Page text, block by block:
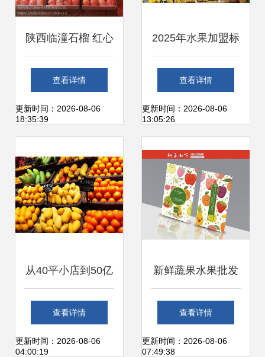
陕西临潼石榴 红心
软籽，新鲜直达的
美味与商机
查看详情
更新时间：2026-08-06
18:35:39
2025年水果加盟标
杆品牌 吉小果如何
领跑新鲜水果零售
查看详情
更新时间：2026-08-06
13:05:26
从40平小店到50亿
帝国 第二家“海底
捞”如何用水果改写
查看详情
更新时间：2026-08-06
04:00:19
新鲜蔬果水果批发
零售业名片设计模
板下载 名片设计素
查看详情
更新时间：2026-08-06
07:49:38